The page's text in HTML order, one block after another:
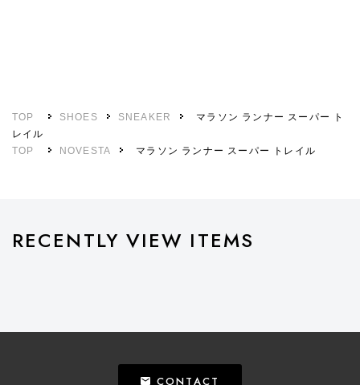
TOP SHOES SNEAKER
マラソン ランナー スーパー ト
レイル
TOP
NOVESTA マラソン ランナー スーパー トレイル
RECENTLY VIEW ITEMS
CONTACT